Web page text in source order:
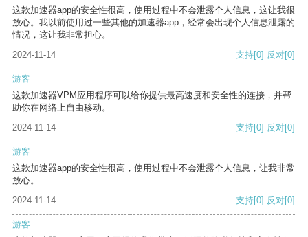
这款加速器app的安全性很高，使用过程中不会泄露个人信息，这让我很
放心。我以前使用过一些其他的加速器app，经常会出现个人信息泄露的
情况，这让我非常担心。
2024-11-14
支持[0] 反对[0]
游客
这款加速器VPM应用程序可以给你提供最高速度和安全性的连接，并帮
助你在网络上自由移动。
2024-11-14
支持[0] 反对[0]
游客
这款加速器app的安全性很高，使用过程中不会泄露个人信息，让我非常
放心。
2024-11-14
支持[0] 反对[0]
游客